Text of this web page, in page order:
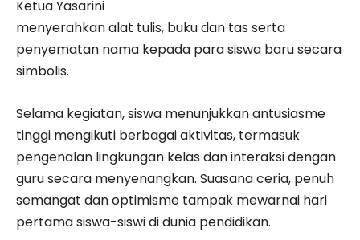
Ketua Yasarini
menyerahkan alat tulis, buku dan tas serta
penyematan nama kepada para siswa baru secara
simbolis.
Selama kegiatan, siswa menunjukkan antusiasme
tinggi mengikuti berbagai aktivitas, termasuk
pengenalan lingkungan kelas dan interaksi dengan
guru secara menyenangkan. Suasana ceria, penuh
semangat dan optimisme tampak mewarnai hari
pertama siswa-siswi di dunia pendidikan.